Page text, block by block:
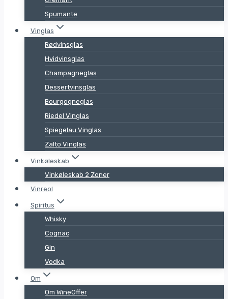
Spumante
Vinglas
Rødvinsglas
Hvidvinsglas
Champagneglas
Dessertvinsglas
Bourgogneglas
Riedel Vinglas
Spiegelau Vinglas
Zalto Vinglas
Vinkøleskab
Vinkøleskab 2 Zoner
Vinreol
Spiritus
Whisky
Cognac
Gin
Vodka
Om
Om WineOffer